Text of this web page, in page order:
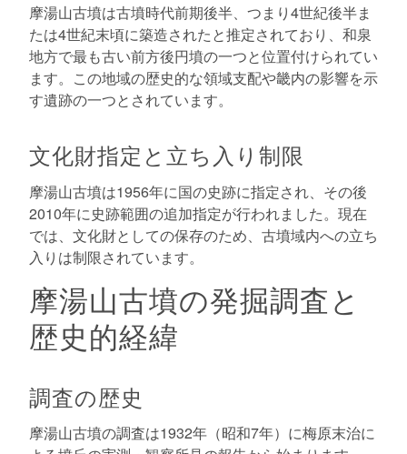
摩湯山古墳は古墳時代前期後半、つまり4世紀後半ま
たは4世紀末頃に築造されたと推定されており、和泉
地方で最も古い前方後円墳の一つと位置付けられてい
ます。この地域の歴史的な領域支配や畿内の影響を示
す遺跡の一つとされています。
文化財指定と立ち入り制限
摩湯山古墳は1956年に国の史跡に指定され、その後
2010年に史跡範囲の追加指定が行われました。現在
では、文化財としての保存のため、古墳域内への立ち
入りは制限されています。
摩湯山古墳の発掘調査と
歴史的経緯
調査の歴史
摩湯山古墳の調査は1932年（昭和7年）に梅原末治に